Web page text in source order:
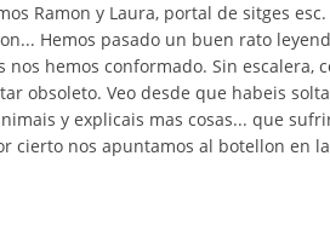
Ramon y Laura, portal de sitges
Hemos pasado un buen rato
hemos conformado. Sin escalera,
obsoleto. Veo desde que habeis
y explicais mas cosas... que
cierto nos apuntamos al botellon en